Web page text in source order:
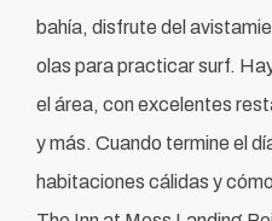
bahía, disfrute del
olas para practicar surf.
el área, con excelentes
y más. Cuando termine el
habitaciones cálidas y